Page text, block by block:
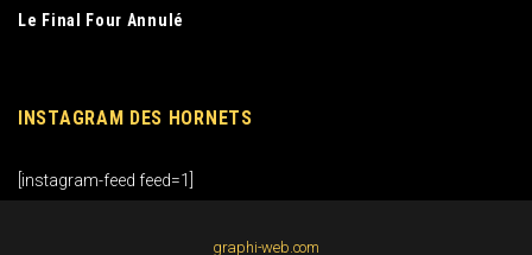
Le Final Four Annulé
INSTAGRAM DES HORNETS
[instagram-feed feed=1]
graphi-web.com